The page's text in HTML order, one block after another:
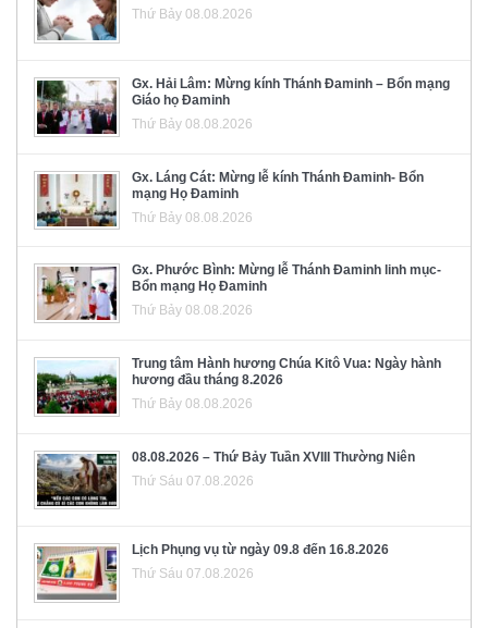
Thứ Bảy 08.08.2026
Gx. Hải Lâm: Mừng kính Thánh Đaminh – Bổn mạng
Giáo họ Đaminh
Thứ Bảy 08.08.2026
Gx. Láng Cát: Mừng lễ kính Thánh Đaminh- Bổn
mạng Họ Đaminh
Thứ Bảy 08.08.2026
Gx. Phước Bình: Mừng lễ Thánh Đaminh linh mục-
Bổn mạng Họ Đaminh
Thứ Bảy 08.08.2026
Trung tâm Hành hương Chúa Kitô Vua: Ngày hành
hương đầu tháng 8.2026
Thứ Bảy 08.08.2026
08.08.2026 – Thứ Bảy Tuần XVIII Thường Niên
Thứ Sáu 07.08.2026
Lịch Phụng vụ từ ngày 09.8 đến 16.8.2026
Thứ Sáu 07.08.2026